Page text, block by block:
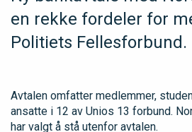
en rekke fordeler for
Politiets Fellesforbund.
Avtalen omfatter medlemmer,
ansatte i 12 av Unios 13 forbund.
har valgt å stå utenfor avtalen.